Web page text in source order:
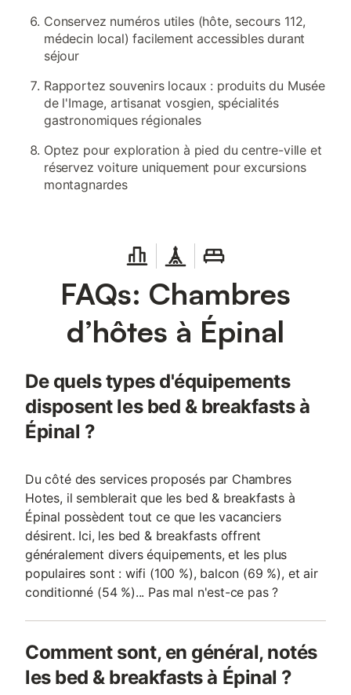
Conservez numéros utiles (hôte, secours 112,
médecin local) facilement accessibles durant
séjour
Rapportez souvenirs locaux : produits du Musée
de l'Image, artisanat vosgien, spécialités
gastronomiques régionales
Optez pour exploration à pied du centre-ville et
réservez voiture uniquement pour excursions
montagnardes
FAQs: Chambres
d’hôtes à Épinal
De quels types d'équipements
disposent les bed & breakfasts à
Épinal ?
Du côté des services proposés par Chambres
Hotes, il semblerait que les bed & breakfasts à
Épinal possèdent tout ce que les vacanciers
désirent. Ici, les bed & breakfasts offrent
généralement divers équipements, et les plus
populaires sont : wifi (100 %), balcon (69 %), et air
conditionné (54 %)... Pas mal n'est-ce pas ?
Comment sont, en général, notés
les bed & breakfasts à Épinal ?